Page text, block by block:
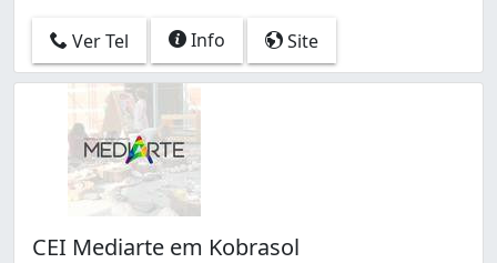
Ver Tel Info Site
CEI Mediarte em Kobrasol